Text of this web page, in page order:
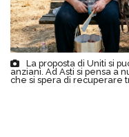
La proposta di Uniti si
anziani. Ad Asti si pensa a
che si spera di recuperare